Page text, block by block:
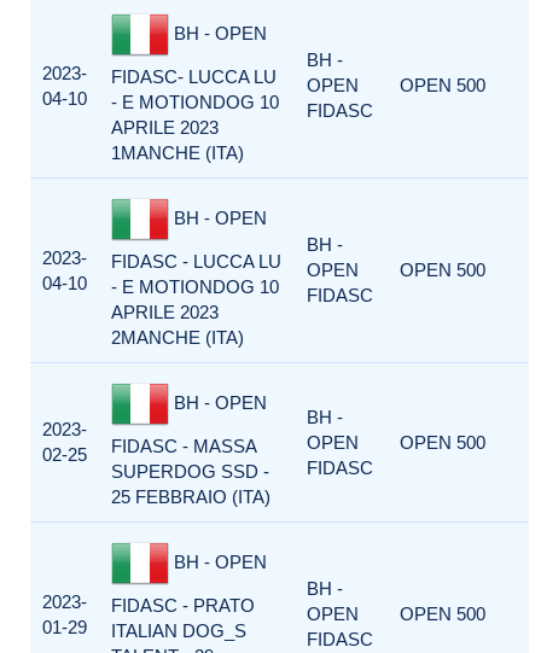
2023-
04-10
BH - OPEN
FIDASC- LUCCA LU
- E MOTIONDOG 10
APRILE 2023
1MANCHE (ITA)
BH -
OPEN
FIDASC
OPEN 500
2023-
04-10
BH - OPEN
FIDASC - LUCCA LU
- E MOTIONDOG 10
APRILE 2023
2MANCHE (ITA)
BH -
OPEN
FIDASC
OPEN 500
2023-
02-25
BH - OPEN
FIDASC - MASSA
SUPERDOG SSD -
25 FEBBRAIO (ITA)
BH -
OPEN
FIDASC
OPEN 500
2023-
01-29
BH - OPEN
FIDASC - PRATO
ITALIAN DOG_S
BH -
OPEN
FIDASC
OPEN 500